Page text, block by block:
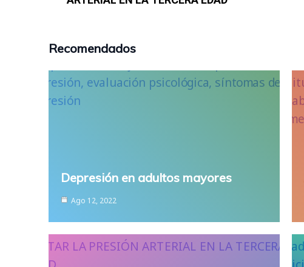
Recomendados
Depresión en adultos mayores
Ago 12, 2022